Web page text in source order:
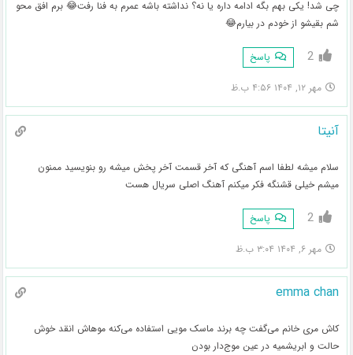
چی شد! یکی بهم بگه ادامه داره یا نه؟ نداشته باشه عمرم به فنا رفت😂 برم افق محو
شم بقیشو از خودم در بیارم😂
2 پاسخ
مهر ۱۲, ۱۴۰۴ ۴:۵۶ ب.ظ
آنیتا
سلام میشه لطفا اسم آهنگی که آخر قسمت آخر پخش میشه رو بنویسید ممنون
میشم خیلی قشنگه فکر میکنم آهنگ اصلی سریال هست
2 پاسخ
مهر ۶, ۱۴۰۴ ۳:۰۴ ب.ظ
emma chan
کاش مری خانم می‌گفت چه برند ماسک مویی استفاده می‌کنه موهاش انقد خوش
حالت و ابریشمیه در عین موج‌دار بودن